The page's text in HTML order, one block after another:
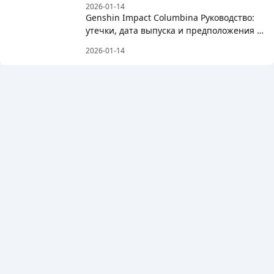
2026-01-14
Genshin Impact Columbina Руководство:
утечки, дата выпуска и предположения о
2026-01-14